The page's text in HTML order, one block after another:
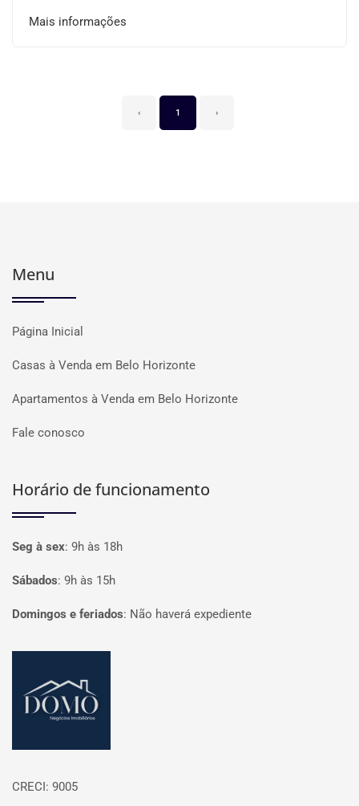
Mais informações
‹ 1 ›
Menu
Página Inicial
Casas à Venda em Belo Horizonte
Apartamentos à Venda em Belo Horizonte
Fale conosco
Horário de funcionamento
Seg à sex: 9h às 18h
Sábados: 9h às 15h
Domingos e feriados: Não haverá expediente
CRECI: 9005